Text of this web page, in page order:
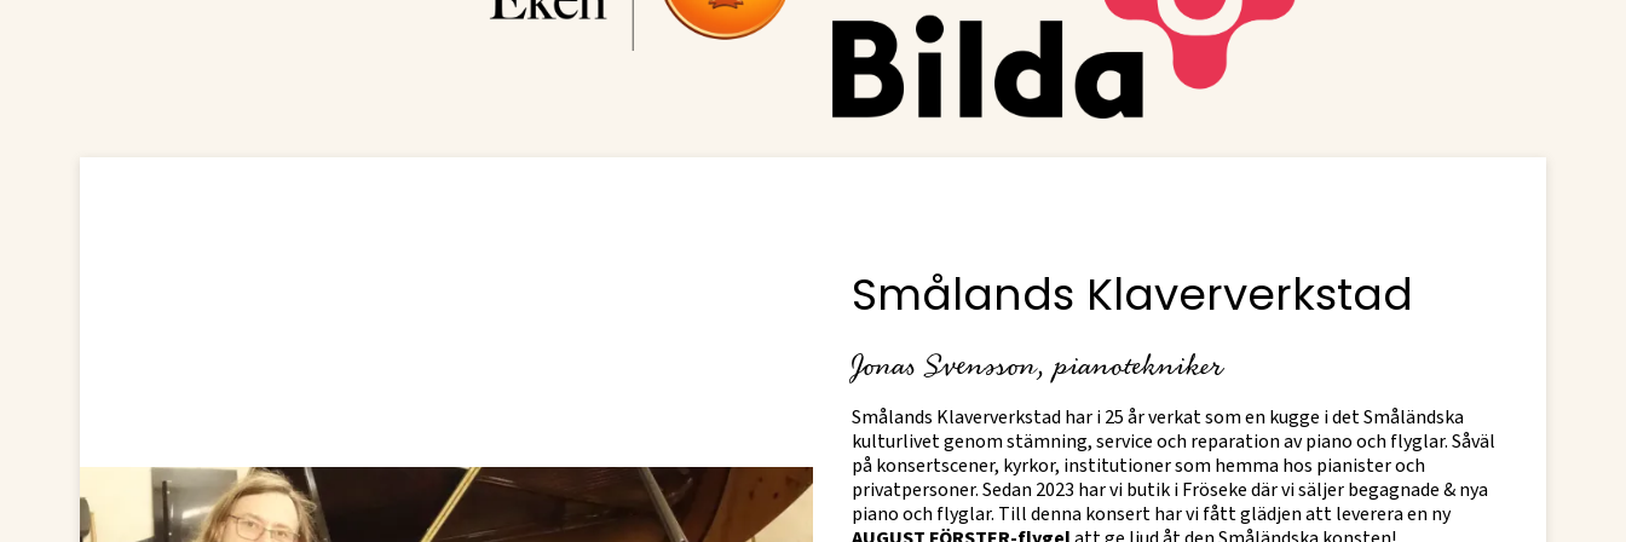
Smålands Klaververkstad
Jonas Svensson, pianotekniker
Smålands Klaververkstad har i 25 år verkat som en kugge i det Småländska
kulturlivet genom stämning, service och reparation av piano och flyglar. Såväl
på konsertscener, kyrkor, institutioner som hemma hos pianister och
privatpersoner. Sedan 2023 har vi butik i Fröseke där vi säljer begagnade & nya
piano och flyglar. Till denna konsert har vi fått glädjen att leverera en ny